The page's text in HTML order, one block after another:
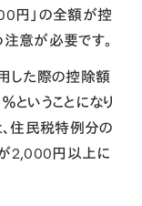
円」の全額が控
意が必要です。
した際の控除額
いうことになり
住民税特例分の
2,000円以上に